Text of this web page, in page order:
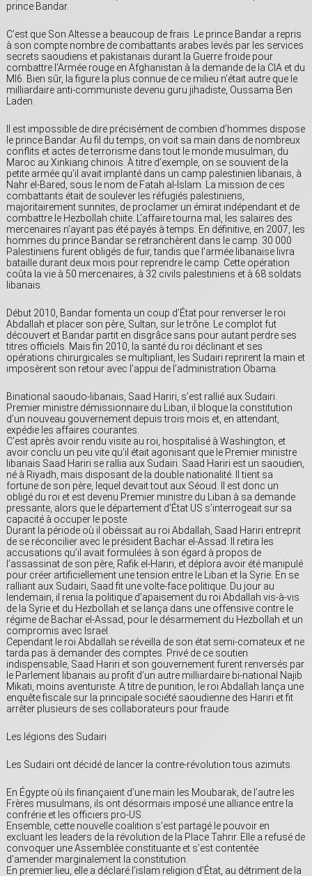
prince Bandar.
C’est que Son Altesse a beaucoup de frais. Le prince Bandar a repris
à son compte nombre de combattants arabes levés par les services
secrets saoudiens et pakistanais durant la Guerre froide pour
combattre l’Armée rouge en Afghanistan à la demande de la CIA et du
MI6. Bien sûr, la figure la plus connue de ce milieu n’était autre que le
milliardaire anti-communiste devenu guru jihadiste, Oussama Ben
Laden.
Il est impossible de dire précisément de combien d’hommes dispose
le prince Bandar. Au fil du temps, on voit sa main dans de nombreux
conflits et actes de terrorisme dans tout le monde musulman, du
Maroc au Xinkiang chinois. À titre d’exemple, on se souvient de la
petite armée qu’il avait implanté dans un camp palestinien libanais, à
Nahr el-Bared, sous le nom de Fatah al-Islam. La mission de ces
combattants était de soulever les réfugiés palestiniens,
majoritairement sunnites, de proclamer un émirat indépendant et de
combattre le Hezbollah chiite. L’affaire tourna mal, les salaires des
mercenaires n’ayant pas été payés à temps. En définitive, en 2007, les
hommes du prince Bandar se retranchèrent dans le camp. 30 000
Palestiniens furent obligés de fuir, tandis que l’armée libanaise livra
bataille durant deux mois pour reprendre le camp. Cette opération
coûta la vie à 50 mercenaires, à 32 civils palestiniens et à 68 soldats
libanais.
Début 2010, Bandar fomenta un coup d’État pour renverser le roi
Abdallah et placer son père, Sultan, sur le trône. Le complot fut
découvert et Bandar partit en disgrâce sans pour autant perdre ses
titres officiels. Mais fin 2010, la santé du roi déclinant et ses
opérations chirurgicales se multipliant, les Sudairi reprirent la main et
imposèrent son retour avec l’appui de l’administration Obama.
Binational saoudo-libanais, Saad Hariri, s’est rallié aux Sudairi.
Premier ministre démissionnaire du Liban, il bloque la constitution
d’un nouveau gouvernement depuis trois mois et, en attendant,
expédie les affaires courantes.
C’est après avoir rendu visite au roi, hospitalisé à Washington, et
avoir conclu un peu vite qu’il était agonisant que le Premier ministre
libanais Saad Hariri se rallia aux Sudairi. Saad Hariri est un saoudien,
né à Riyadh, mais disposant de la double nationalité. Il tient sa
fortune de son père, lequel devait tout aux Séoud. Il est donc un
obligé du roi et est devenu Premier ministre du Liban à sa demande
pressante, alors que le département d’État US s’interrogeait sur sa
capacité à occuper le poste.
Durant la période où il obéissait au roi Abdallah, Saad Hariri entreprit
de se réconcilier avec le président Bachar el-Assad. Il retira les
accusations qu’il avait formulées à son égard à propos de
l’assassinat de son père, Rafik el-Hariri, et déplora avoir été manipulé
pour créer artificiellement une tension entre le Liban et la Syrie. En se
ralliant aux Sudairi, Saad fit une volte-face politique. Du jour au
lendemain, il renia la politique d’apaisement du roi Abdallah vis-à-vis
de la Syrie et du Hezbollah et se lança dans une offensive contre le
régime de Bachar el-Assad, pour le désarmement du Hezbollah et un
compromis avec Israël.
Cependant le roi Abdallah se réveilla de son état semi-comateux et ne
tarda pas à demander des comptes. Privé de ce soutien
indispensable, Saad Hariri et son gouvernement furent renversés par
le Parlement libanais au profit d’un autre milliardaire bi-national Najib
Mikati, moins aventuriste. A titre de punition, le roi Abdallah lança une
enquête fiscale sur la principale société saoudienne des Hariri et fit
arrêter plusieurs de ses collaborateurs pour fraude.
Les légions des Sudairi
Les Sudairi ont décidé de lancer la contre-révolution tous azimuts.
En Égypte où ils finançaient d’une main les Moubarak, de l’autre les
Frères musulmans, ils ont désormais imposé une alliance entre la
confrérie et les officiers pro-US.
Ensemble, cette nouvelle coalition s’est partagé le pouvoir en
excluant les leaders de la révolution de la Place Tahrir. Elle a refusé de
convoquer une Assemblée constituante et s’est contentée
d’amender marginalement la constitution.
En premier lieu, elle a déclaré l’islam religion d’État, au détriment de la